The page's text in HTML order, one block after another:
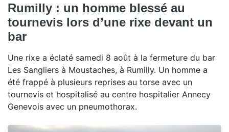
Rumilly : un homme blessé au
tournevis lors d’une rixe devant un
bar
Une rixe a éclaté samedi 8 août à la fermeture du bar
Les Sangliers à Moustaches, à Rumilly. Un homme a
été frappé à plusieurs reprises au torse avec un
tournevis et hospitalisé au centre hospitalier Annecy
Genevois avec un pneumothorax.